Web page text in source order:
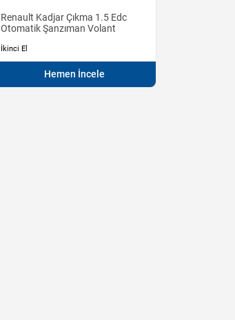
Renault Kadjar Çıkma 1.5 Edc
Otomatik Şanzıman Volant
İkinci El
Hemen İncele